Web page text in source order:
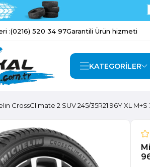
:(0216) 520 34 97Garantili Ürün hizmeti
KATEGORİLER
CrossClimate 2 SUV 245/35R21 96Y XL M+S